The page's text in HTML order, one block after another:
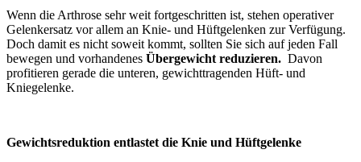
Wenn die Arthrose sehr weit fortgeschritten ist, stehen operativer
Gelenkersatz vor allem an Knie- und Hüftgelenken zur Verfügung.
Doch damit es nicht soweit kommt, sollten Sie sich auf jeden Fall
bewegen und vorhandenes Übergewicht reduzieren. Davon
profitieren gerade die unteren, gewichttragenden Hüft- und
Kniegelenke.
Gewichtsreduktion entlastet die Knie und Hüftgelenke